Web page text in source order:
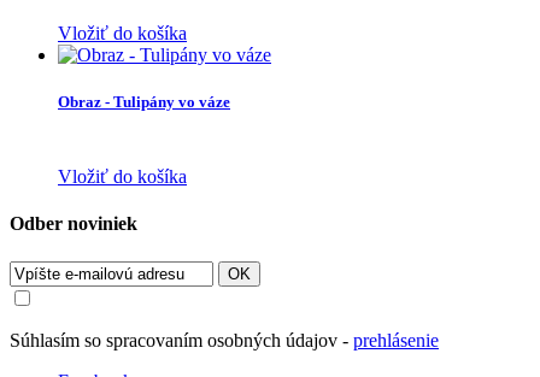
Vložiť do košíka
Obraz - Tulipány vo váze
Vložiť do košíka
Odber noviniek
OK
Súhlasím so spracovaním osobných údajov - prehlásenie